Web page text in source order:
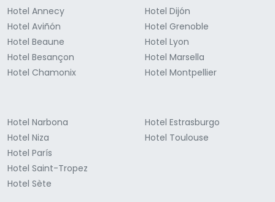
Hotel Annecy
Hotel Aviñón
Hotel Beaune
Hotel Besançon
Hotel Chamonix
Hotel Dijón
Hotel Grenoble
Hotel Lyon
Hotel Marsella
Hotel Montpellier
Hotel Narbona
Hotel Niza
Hotel París
Hotel Saint-Tropez
Hotel Sète
Hotel Estrasburgo
Hotel Toulouse